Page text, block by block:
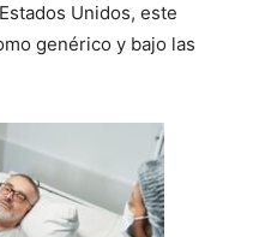
Unidos, este
genérico y bajo las